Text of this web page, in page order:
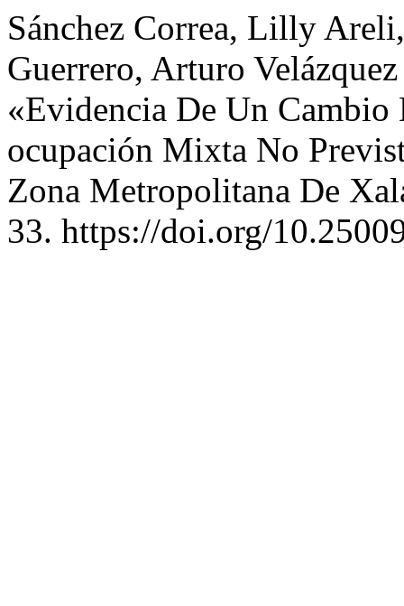
Sánchez Correa, Lilly
Guerrero, Arturo
«Evidencia De Un
ocupación Mixta No
Zona Metropolitana De
33. https://doi.org/